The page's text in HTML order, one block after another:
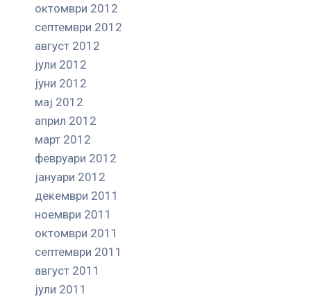
октомври 2012
септември 2012
август 2012
јули 2012
јуни 2012
мај 2012
април 2012
март 2012
февруари 2012
јануари 2012
декември 2011
ноември 2011
октомври 2011
септември 2011
август 2011
јули 2011